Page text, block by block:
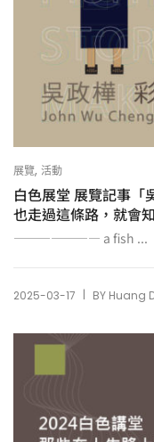
展覽, 活動
白色展堂 展覽記事「
也走過這條路，就會
——————— a fish ...
2025-03-17 BY Huang